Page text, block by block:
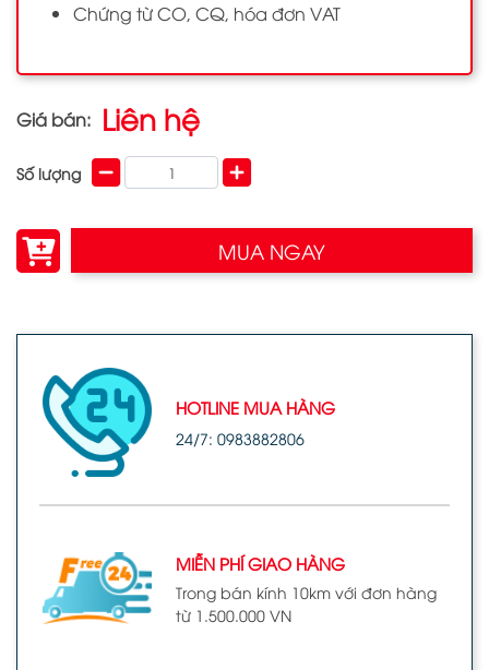
Chứng từ CO, CQ, hóa đơn VAT
Giá bán: Liên hệ
Số lượng
MUA NGAY
HOTLINE MUA HÀNG
24/7: 0983882806
MIỄN PHÍ GIAO HÀNG
Trong bán kính 10km với đơn hàng
từ 1.500.000 VN